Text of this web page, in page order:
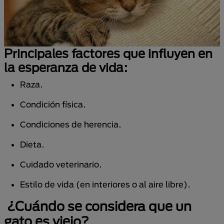
Principales factores que influyen en
la esperanza de vida:
Raza.
Condición física.
Condiciones de herencia.
Dieta.
Cuidado veterinario.
Estilo de vida (en interiores o al aire libre).
¿Cuándo se considera que un
gato es viejo?